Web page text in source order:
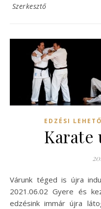
Szerkesztő
EDZÉSI
Karate
Várunk téged is újra induló karate edzéseinken Indulás.
2021.06.02 Gyere és
edzésink immár újra